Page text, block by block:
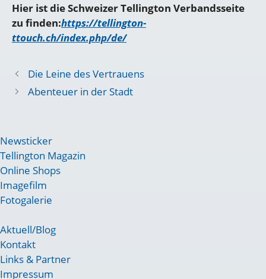
Hier ist die Schweizer Tellington Verbandsseite
zu finden:https://tellington-
ttouch.ch/index.php/de/
Die Leine des Vertrauens
Abenteuer in der Stadt
Newsticker
Tellington Magazin
Online Shops
Imagefilm
Fotogalerie
Aktuell/Blog
Kontakt
Links & Partner
Impressum